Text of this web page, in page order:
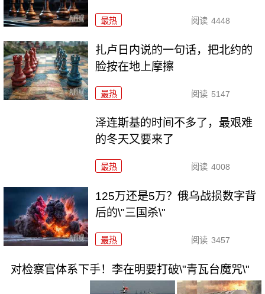
最热 阅读 4448
扎卢日内说的一句话，把北约的
脸按在地上摩擦
最热 阅读 5147
泽连斯基的时间不多了，最艰难
的冬天又要来了
最热 阅读 4008
125万还是5万？俄乌战损数字背
后的\"三国杀\"
最热 阅读 3457
对检察官体系下手！李在明要打破\"青瓦台魔咒\"